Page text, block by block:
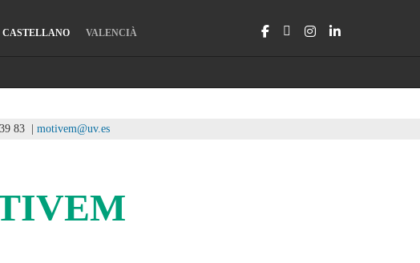
CASTELLANO VALENCIÀ
83 | motivem@uv.es